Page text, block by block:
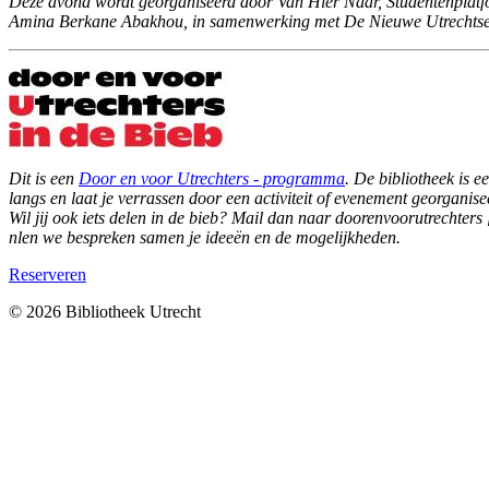
Amina Berkane Abakhou, in samenwerking met De Nieuwe
Dit is een Door en voor Utrechters - programma. De bibliotheek is
langs en laat je verrassen door een activiteit of evenement
Wil jij ook iets delen in de bieb? Mail dan naar
nlen we bespreken samen je ideeën en de mogelijkheden.
Reserveren
© 2026 Bibliotheek Utrecht